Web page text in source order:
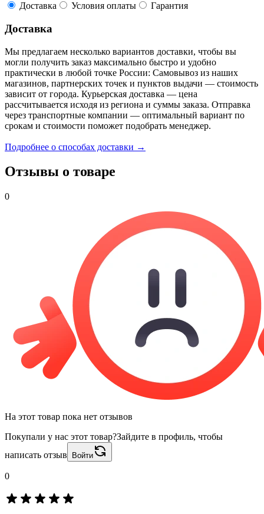
Доставка Условия оплаты Гарантия
Доставка
Мы предлагаем несколько вариантов доставки, чтобы вы
могли получить заказ максимально быстро и удобно
практически в любой точке России: Самовывоз из наших
магазинов, партнерских точек и пунктов выдачи — стоимость
зависит от города. Курьерская доставка — цена
рассчитывается исходя из региона и суммы заказа. Отправка
через транспортные компании — оптимальный вариант по
срокам и стоимости поможет подобрать менеджер.
Подробнее о способах доставки →
Отзывы о товаре
0
На этот товар пока нет отзывов
Покупали у нас этот товар?Зайдите в профиль, чтобы
написать отзыв
Войти
0